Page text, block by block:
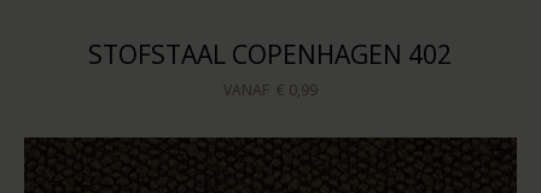
STOFSTAAL COPENHAGEN 402
VANAF € 0,99